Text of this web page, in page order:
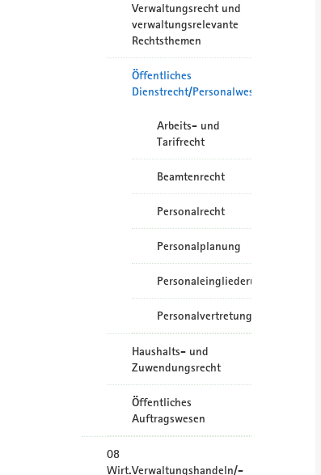
Verwaltungsrecht und
verwaltungsrelevante
Rechtsthemen
Öffentliches
Dienstrecht/Personalwesen
Arbeits- und
Tarifrecht
Beamtenrecht
Personalrecht
Personalplanung
Personaleingliederung
Personalvertretungsrecht
Haushalts- und
Zuwendungsrecht
Öffentliches
Auftragswesen
08
Wirt.Verwaltungshandeln/-